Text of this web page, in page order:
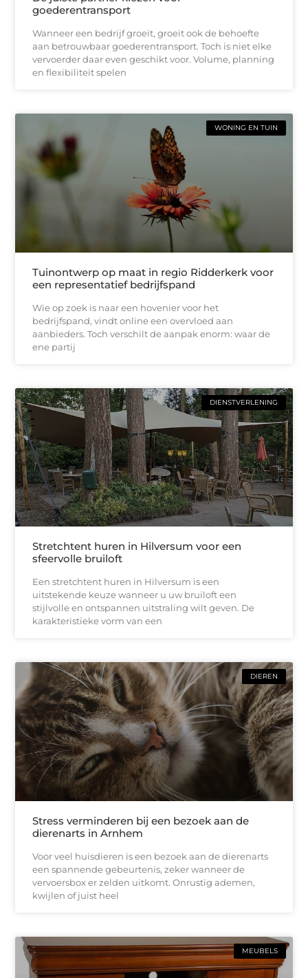
goederentransport
Wanneer een bedrijf groeit, groeit ook de behoefte
aan betrouwbaar goederentransport. Toch is niet elke
vervoerder daar even geschikt voor. Volume, planning
en flexibiliteit spelen
WONING EN TUIN
Tuinontwerp op maat in regio Ridderkerk voor
een representatief bedrijfspand
Wie op zoek is naar een hovenier voor het
bedrijfspand, vindt online een overvloed aan
aanbieders. Toch verschilt de aanpak enorm: waar de
ene partij
DIENSTVERLENING
Stretchtent huren in Hilversum voor een
sfeervolle bruiloft
Een stretchtent huren in Hilversum is een
uitstekende keuze wanneer u uw bruiloft een
stijlvolle en ontspannen uitstraling wilt geven. De
karakteristieke vorm van een
DIEREN
Stress verminderen bij een bezoek aan de
dierenarts in Arnhem
Voor veel huisdieren is een bezoek aan de dierenarts
een spannende gebeurtenis, zeker wanneer de
vervoersbox er zelden uitkomt. Onrustig ademen,
kwijlen of juist heel
MEUBELS